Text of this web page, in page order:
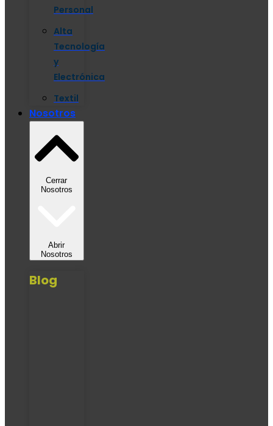
Personal
Alta
Tecnología
y
Electrónica
Textil
Nosotros
Cerrar
Nosotros
Abrir
Nosotros
Blog